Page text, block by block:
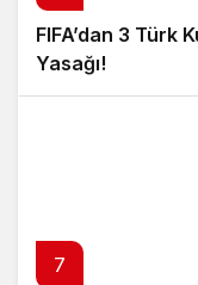
FIFA’dan 3 Türk
Yasağı!
7